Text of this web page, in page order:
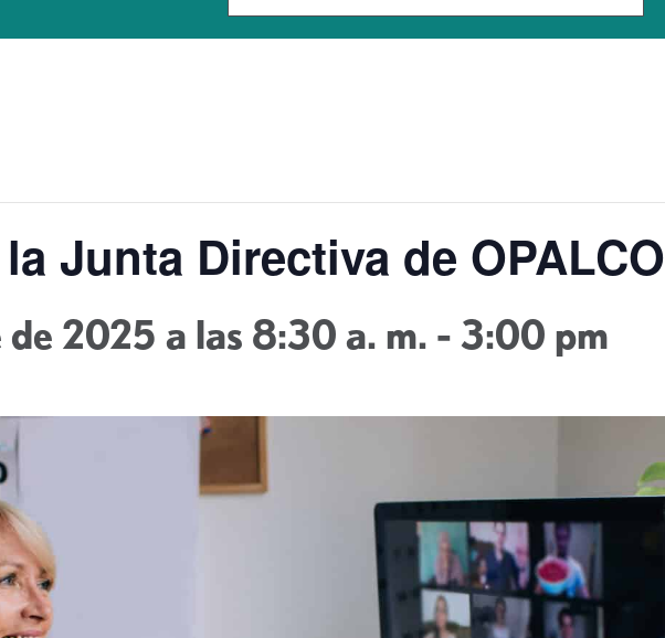
Junta Directiva de OPALCO
de 2025 a las 8:30 a. m. - 3:00 pm